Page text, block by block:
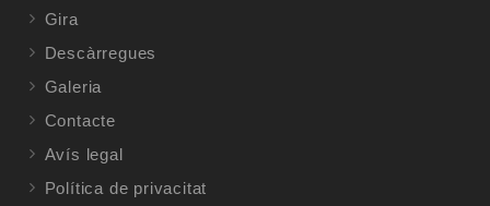
Gira
Descàrregues
Galeria
Contacte
Avís legal
Política de privacitat